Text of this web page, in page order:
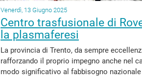
Venerdì, 13 Giugno 2025
Centro trasfusionale di
la plasmaferesi
La provincia di Trento, da sempre
rafforzando il proprio impegno anche nel
modo significativo al fabbisogno